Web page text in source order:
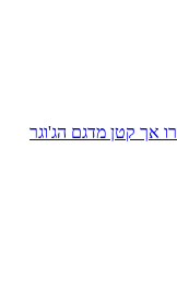
אך קטן מדגם הג'וגר